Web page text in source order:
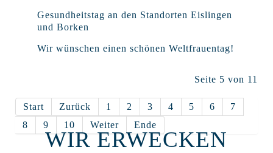
Gesundheitstag an den Standorten Eislingen
und Borken
Wir wünschen einen schönen Weltfrauentag!
Seite 5 von 11
Start Zurück 1 2 3 4 5 6
7
8
9 10 Weiter Ende
WIR ERWECKEN